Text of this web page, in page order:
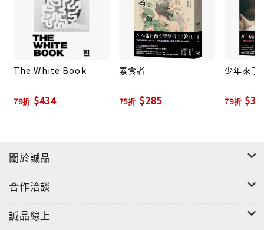
你笑得很白。
若人們這樣形容，就代表你是某種靜靜忍耐，費力想笑
出來的人。
他笑得很白。
若人們這樣形容，就代表他（或許）是某種費力想跟自
不會因時間的流逝而毀損，痛苦也是一樣。時間會影響
〈蕾絲窗簾〉
那女人走在結冰的路面上時，抬頭看向某棟建築物的二
The White Book
79折 $434
素食者
75折 $285
少年來了
79折
關於誠品
合作洽談
誠品線上